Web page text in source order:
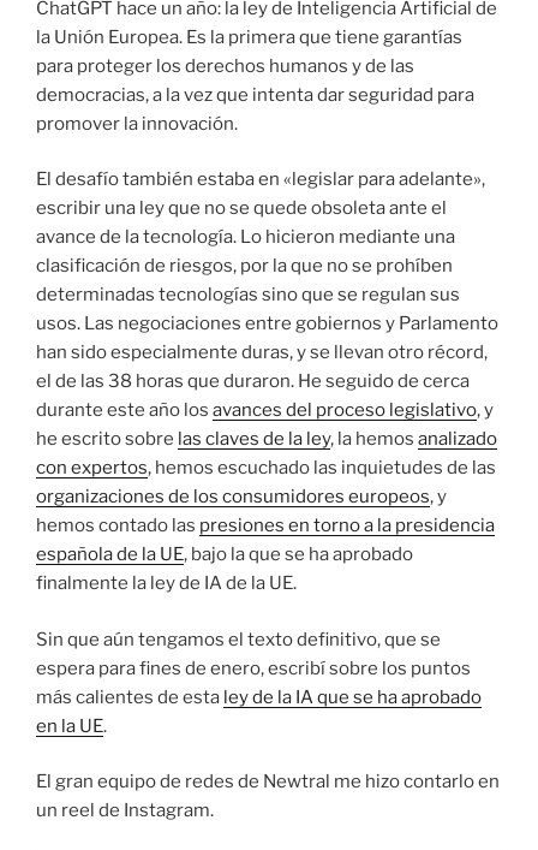
ChatGPT hace un año: la ley de Inteligencia Artificial de
la Unión Europea. Es la primera que tiene garantías
para proteger los derechos humanos y de las
democracias, a la vez que intenta dar seguridad para
promover la innovación.
El desafío también estaba en «legislar para adelante»,
escribir una ley que no se quede obsoleta ante el
avance de la tecnología. Lo hicieron mediante una
clasificación de riesgos, por la que no se prohíben
determinadas tecnologías sino que se regulan sus
usos. Las negociaciones entre gobiernos y Parlamento
han sido especialmente duras, y se llevan otro récord,
el de las 38 horas que duraron. He seguido de cerca
durante este año los avances del proceso legislativo, y
he escrito sobre las claves de la ley, la hemos analizado
con expertos, hemos escuchado las inquietudes de las
organizaciones de los consumidores europeos, y
hemos contado las presiones en torno a la presidencia
española de la UE, bajo la que se ha aprobado
finalmente la ley de IA de la UE.
Sin que aún tengamos el texto definitivo, que se
espera para fines de enero, escribí sobre los puntos
más calientes de esta ley de la IA que se ha aprobado
en la UE.
El gran equipo de redes de Newtral me hizo contarlo en
un reel de Instagram.